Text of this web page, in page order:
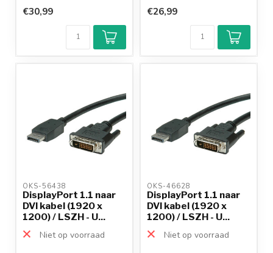
€30,99 €26,99
OKS-56438
DisplayPort 1.1 naar
DVI kabel (1920 x
1200) / LSZH - U...
Niet op voorraad
OKS-46628
DisplayPort 1.1 naar
DVI kabel (1920 x
1200) / LSZH - U...
Niet op voorraad